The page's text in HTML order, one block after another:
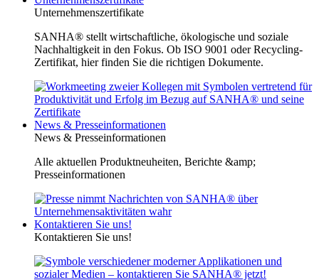
Unternehmenszertifikate
SANHA® stellt wirtschaftliche, ökologische und soziale
Nachhaltigkeit in den Fokus. Ob ISO 9001 oder Recycling-
Zertifikat, hier finden Sie die richtigen Dokumente.
News & Presseinformationen
News & Presseinformationen
Alle aktuellen Produktneuheiten, Berichte &amp;
Presseinformationen
Kontaktieren Sie uns!
Kontaktieren Sie uns!